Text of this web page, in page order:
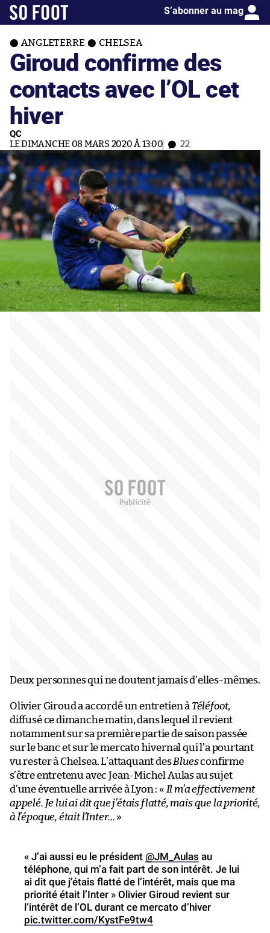
S’abonner au mag
ANGLETERRE CHELSEA
Giroud confirme des
contacts avec l’OL cet
hiver
QC
LE DIMANCHE 08 MARS 2020 À 13:00 22
Deux personnes qui ne doutent jamais d’elles-mêmes.
Olivier Giroud a accordé un entretien à Téléfoot,
diffusé ce dimanche matin, dans lequel il revient
notamment sur sa première partie de saison passée
sur le banc et sur le mercato hivernal qui l’a pourtant
vu rester à Chelsea. L’attaquant desBluesconfirme
s’être entretenu avec Jean-Michel Aulas au sujet
d’une éventuelle arrivée à Lyon : « Il m’a effectivement
appelé. Je lui ai dit que j’étais flatté, mais que la priorité,
à l’époque, était l’Inter… »
« J’ai aussi eu le président @JM_Aulas au
téléphone, qui m’a fait part de son intérêt. Je lui
ai dit que j’étais flatté de l’intérêt, mais que ma
priorité était l’Inter » Olivier Giroud revient sur
l’intérêt de l’OL durant ce mercato d’hiver
pic.twitter.com/KystFe9tw4